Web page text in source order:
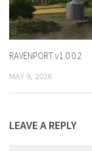
RAVENPORT v1.0.0.2
MAY 9, 2026
LEAVE A REPLY